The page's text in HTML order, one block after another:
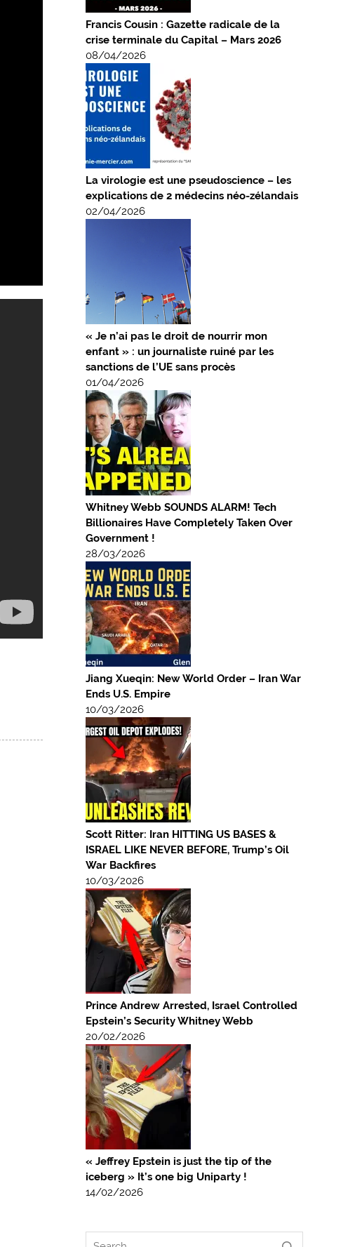
Francis Cousin : Gazette radicale de la
crise terminale du Capital – Mars 2026
08/04/2026
La virologie est une pseudoscience – les
explications de 2 médecins néo-zélandais
02/04/2026
« Je n’ai pas le droit de nourrir mon
enfant » : un journaliste ruiné par les
sanctions de l’UE sans procès
01/04/2026
Whitney Webb SOUNDS ALARM! Tech
Billionaires Have Completely Taken Over
Government !
28/03/2026
Jiang Xueqin: New World Order – Iran War
Ends U.S. Empire
10/03/2026
Scott Ritter: Iran HITTING US BASES &
ISRAEL LIKE NEVER BEFORE, Trump’s Oil
War Backfires
10/03/2026
Prince Andrew Arrested, Israel Controlled
Epstein’s Security Whitney Webb
20/02/2026
« Jeffrey Epstein is just the tip of the
iceberg » It’s one big Uniparty !
14/02/2026